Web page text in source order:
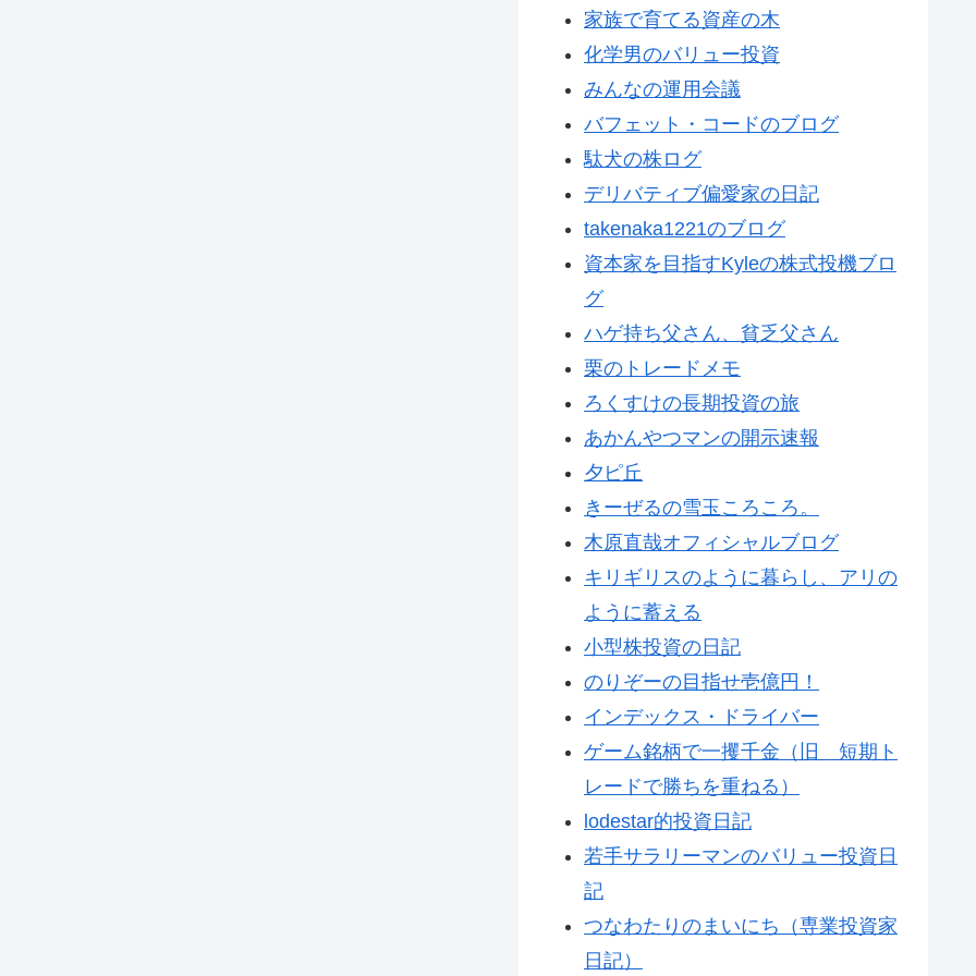
家族で育てる資産の木
化学男のバリュー投資
みんなの運用会議
バフェット・コードのブログ
駄犬の株ログ
デリバティブ偏愛家の日記
takenaka1221のブログ
資本家を目指すKyleの株式投機ブロ
グ
ハゲ持ち父さん、貧乏父さん
栗のトレードメモ
ろくすけの長期投資の旅
あかんやつマンの開示速報
夕ピ丘
きーぜるの雪玉ころころ。
木原直哉オフィシャルブログ
キリギリスのように暮らし、アリの
ように蓄える
小型株投資の日記
のりぞーの目指せ壱億円！
インデックス・ドライバー
ゲーム銘柄で一攫千金（旧 短期ト
レードで勝ちを重ねる）
lodestar的投資日記
若手サラリーマンのバリュー投資日
記
つなわたりのまいにち（専業投資家
日記）